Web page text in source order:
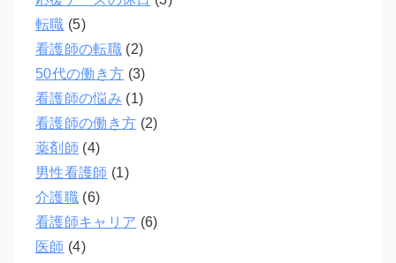
転職 (5)
看護師の転職(2)
50代の働き方 (3)
看護師の悩み (1)
看護師の働き方 (2)
薬剤師 (4)
男性看護師 (1)
介護職(6)
看護師キャリア (6)
医師 (4)